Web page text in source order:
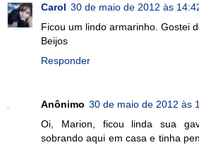
Carol 30 de maio de 2012 às
Ficou um lindo armarinho. Gostei
Beijos
Responder
Anônimo 30 de maio de 2012 às
Oi, Marion, ficou linda sua
sobrando aqui em casa e tinha